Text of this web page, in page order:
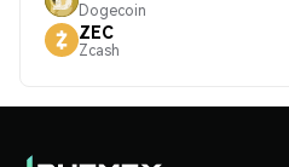
Dogecoin
ZEC
Zcash